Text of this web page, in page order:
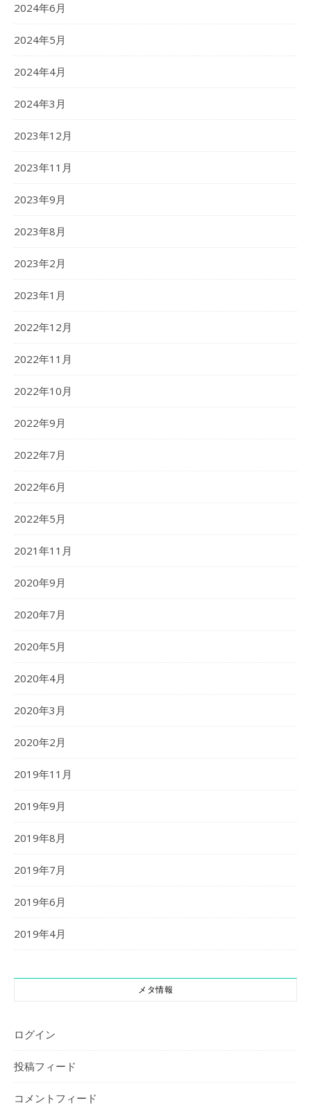
2024年6月
2024年5月
2024年4月
2024年3月
2023年12月
2023年11月
2023年9月
2023年8月
2023年2月
2023年1月
2022年12月
2022年11月
2022年10月
2022年9月
2022年7月
2022年6月
2022年5月
2021年11月
2020年9月
2020年7月
2020年5月
2020年4月
2020年3月
2020年2月
2019年11月
2019年9月
2019年8月
2019年7月
2019年6月
2019年4月
メタ情報
ログイン
投稿フィード
コメントフィード